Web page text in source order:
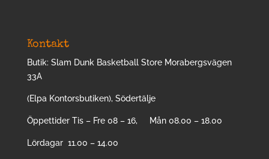
Kontakt
Butik: Slam Dunk Basketball Store Morabergsvägen
33A
(Elpa Kontorsbutiken), Södertälje
Öppettider Tis – Fre 08 – 16, Mån 08.00 – 18.00
Lördagar 11.00 – 14.00